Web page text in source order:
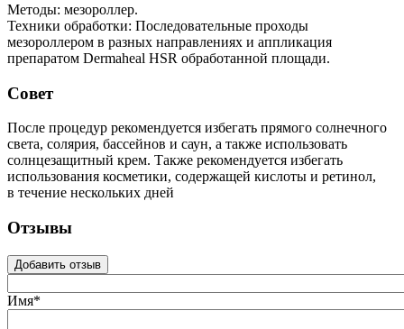
Методы: мезороллер.
Техники обработки: Последовательные проходы
мезороллером в разных направлениях и аппликация
препаратом Dermaheal HSR обработанной площади.
Совет
После процедур рекомендуется избегать прямого солнечного
света, солярия, бассейнов и саун, а также использовать
солнцезащитный крем. Также рекомендуется избегать
использования косметики, содержащей кислоты и ретинол,
в течение нескольких дней
Отзывы
Добавить отзыв
Имя*